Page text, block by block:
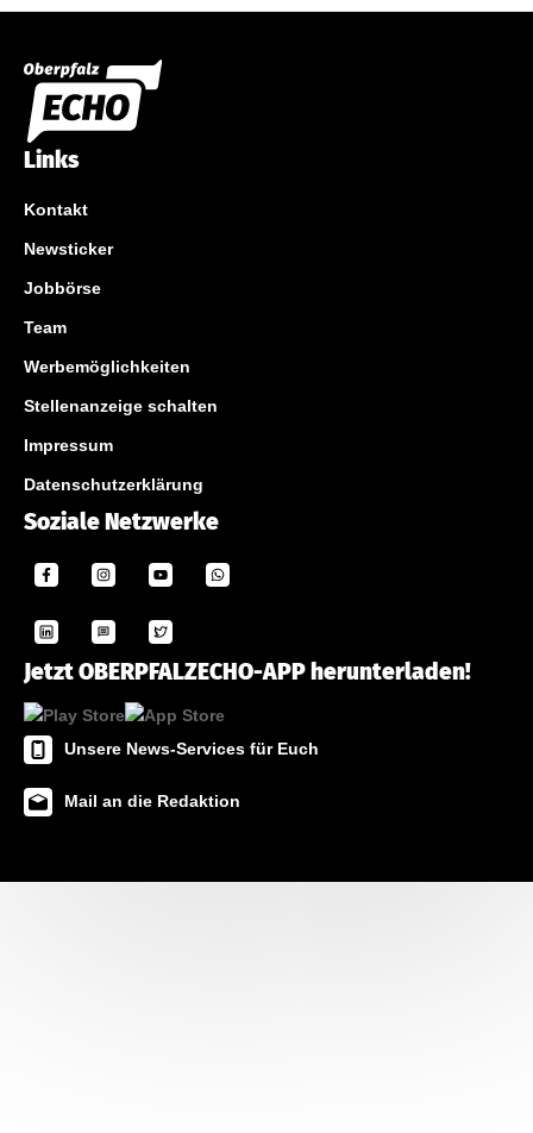
Links
Kontakt
Newsticker
Jobbörse
Team
Werbemöglichkeiten
Stellenanzeige schalten
Impressum
Datenschutzerklärung
Soziale Netzwerke
Jetzt OBERPFALZECHO-APP herunterladen!
Unsere News-Services für Euch
Mail an die Redaktion